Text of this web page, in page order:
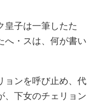
皇子は一筆したた
へ・スは、何が書い
ョンを呼び止め、代
、下女のチェリョン